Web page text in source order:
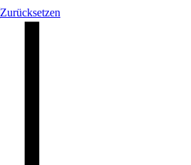
Zurücksetzen